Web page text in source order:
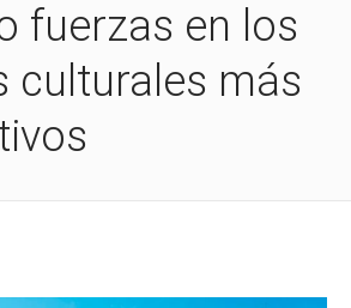
fuerzas en los
culturales más